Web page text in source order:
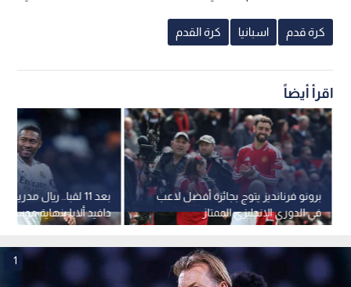
كرة قدم اسبانيا كرة القدم
اقرأ أيضاً
بعد 11 لقبا.. ريال
دافيد ألابا بنهاية
برونو فرنانديز يتوج بجائزة أفضل لاعب
في الدوري الإنجليزي الممتاز
1